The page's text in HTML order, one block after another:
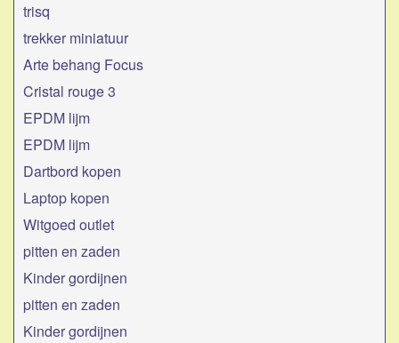
trisq
trekker miniatuur
Arte behang Focus
Cristal rouge 3
EPDM lijm
EPDM lijm
Dartbord kopen
Laptop kopen
Witgoed outlet
pitten en zaden
Kinder gordijnen
pitten en zaden
Kinder gordijnen